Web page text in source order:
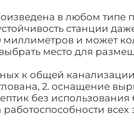
в любом
станции
и может
место для
к общей канализации,
2. оснащение
без